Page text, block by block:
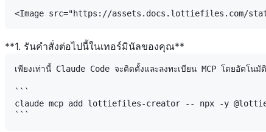
**1. รันคำสั่งต่อไปนี้ในเทอร์มินัลของคุณ**
เพียงเท่านี้ Claude Code จะติดตั้งและลงทะเบียน MCP โดยอัตโนมัติ
```
claude mcp add lottiefiles-creator -- npx -y